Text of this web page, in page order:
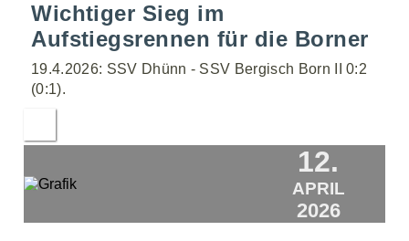
Wichtiger Sieg im
Aufstiegsrennen für die Borner
19.4.2026: SSV Dhünn - SSV Bergisch Born II 0:2
(0:1).
12.
APRIL
2026